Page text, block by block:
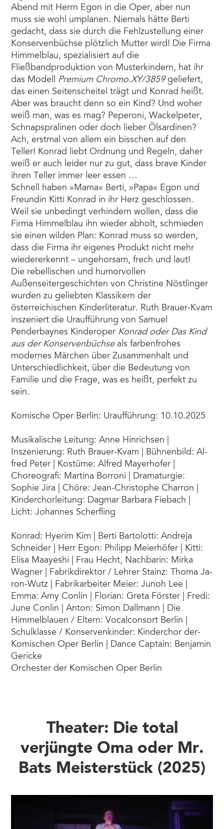
Abend mit Herrn Egon in die Oper, aber nun
muss sie wohl umplanen. Niemals hätte Berti
gedacht, dass sie durch die Fehlzustellung einer
Konservenbüchse plötzlich Mutter wird! Die Firma
Himmelblau, spezialisiert auf die
Fließbandproduktion von Musterkindern, hat ihr
das Modell Premium Chromo.XY/3859geliefert,
das einen Seitenscheitel trägt und Konrad heißt.
Aber was braucht denn so ein Kind? Und woher
weiß man, was es mag? Peperoni, Wackelpeter,
Schnapspralinen oder doch lieber Ölsardinen?
Ach, erstmal von allem ein bisschen auf den
Teller! Konrad liebt Ordnung und Regeln, daher
weiß er auch leider nur zu gut, dass brave Kinder
ihren Teller immer leer essen …
Schnell haben »Mama« Berti, »Papa« Egon und
Freundin Kitti Konrad in ihr Herz geschlossen.
Weil sie unbedingt verhindern wollen, dass die
Firma Himmelblau ihn wieder abholt, schmieden
sie einen wilden Plan: Konrad muss so werden,
dass die Firma ihr eigenes Produkt nicht mehr
wiedererkennt – ungehorsam, frech und laut!
Die rebellischen und humorvollen
Außenseitergeschichten von Christine Nöstlinger
wurden zu geliebten Klassikern der
österreichischen Kinderliteratur. Ruth Brauer-Kvam
inszeniert die Uraufführung von Samuel
Penderbaynes Kinderoper Konrad oder Das Kind
aus der Konservenbüchseals farbenfrohes
modernes Märchen über Zusammenhalt und
Unterschiedlichkeit, über die Bedeutung von
Familie und die Frage, was es heißt, perfekt zu
sein.
Komische Oper Berlin: Uraufführung: 10.10.2025
Musikalische Leitung: An­ne Hin­rich­sen |
Inszenierung: Ruth Brau­er-­Kvam | Bühnenbild: Al­
fred Pe­ter | Kostüme: Al­fred Ma­yer­ho­fer |
Choreografi: Mar­ti­na Bor­roni | Dramaturgie:
Sophie Jira | Chöre: Jean-Chris­tophe Char­ron |
Kinderchorleitung: Dag­mar Bar­ba­ra Fie­bach |
Licht: Jo­han­nes Scherf­ling
Konrad: Hyerim Kim | Berti Bartolotti: An­dre­ja
Schnei­der | Herr Egon: Phi­lipp Mei­er­hö­fer | Kitti:
Elisa Maayeshi | Frau Hecht, Nachbarin: Mir­ka
Wag­ner | Fabrikdirektor / Lehrer Stainz: Tho­ma Ja­
ron­-Wutz | Fabrikarbeiter Meier: Jun­oh Lee­ |
Emma: Amy Conlin | Florian: Greta Förster | Fredi:
June Conlin | Anton: Simon Dallmann | Die
Himmelblauen / Eltern: Vocal­con­sort Berlin |
Schulklasse / Konservenkinder: Kin­der­chor­ der­
Ko­misch­en Oper Ber­lin | Dance Captain: Ben­ja­min
Ge­rick­e
Or­ches­ter­ der­ Ko­misch­en Oper Ber­lin
Theater: Die total
verjüngte Oma oder Mr.
Bats Meisterstück (2025)